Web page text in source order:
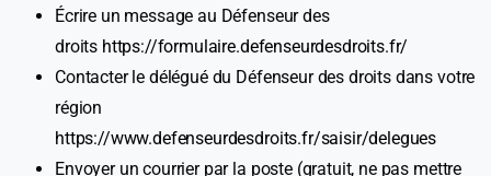
Écrire un message au Défenseur des
droits https://formulaire.defenseurdesdroits.fr/
Contacter le délégué du Défenseur des droits dans votre
région
https://www.defenseurdesdroits.fr/saisir/delegues
Envoyer un courrier par la poste (gratuit, ne pas mettre